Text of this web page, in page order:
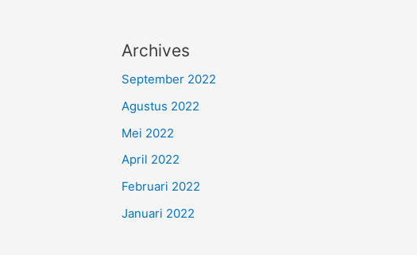
Archives
September 2022
Agustus 2022
Mei 2022
April 2022
Februari 2022
Januari 2022